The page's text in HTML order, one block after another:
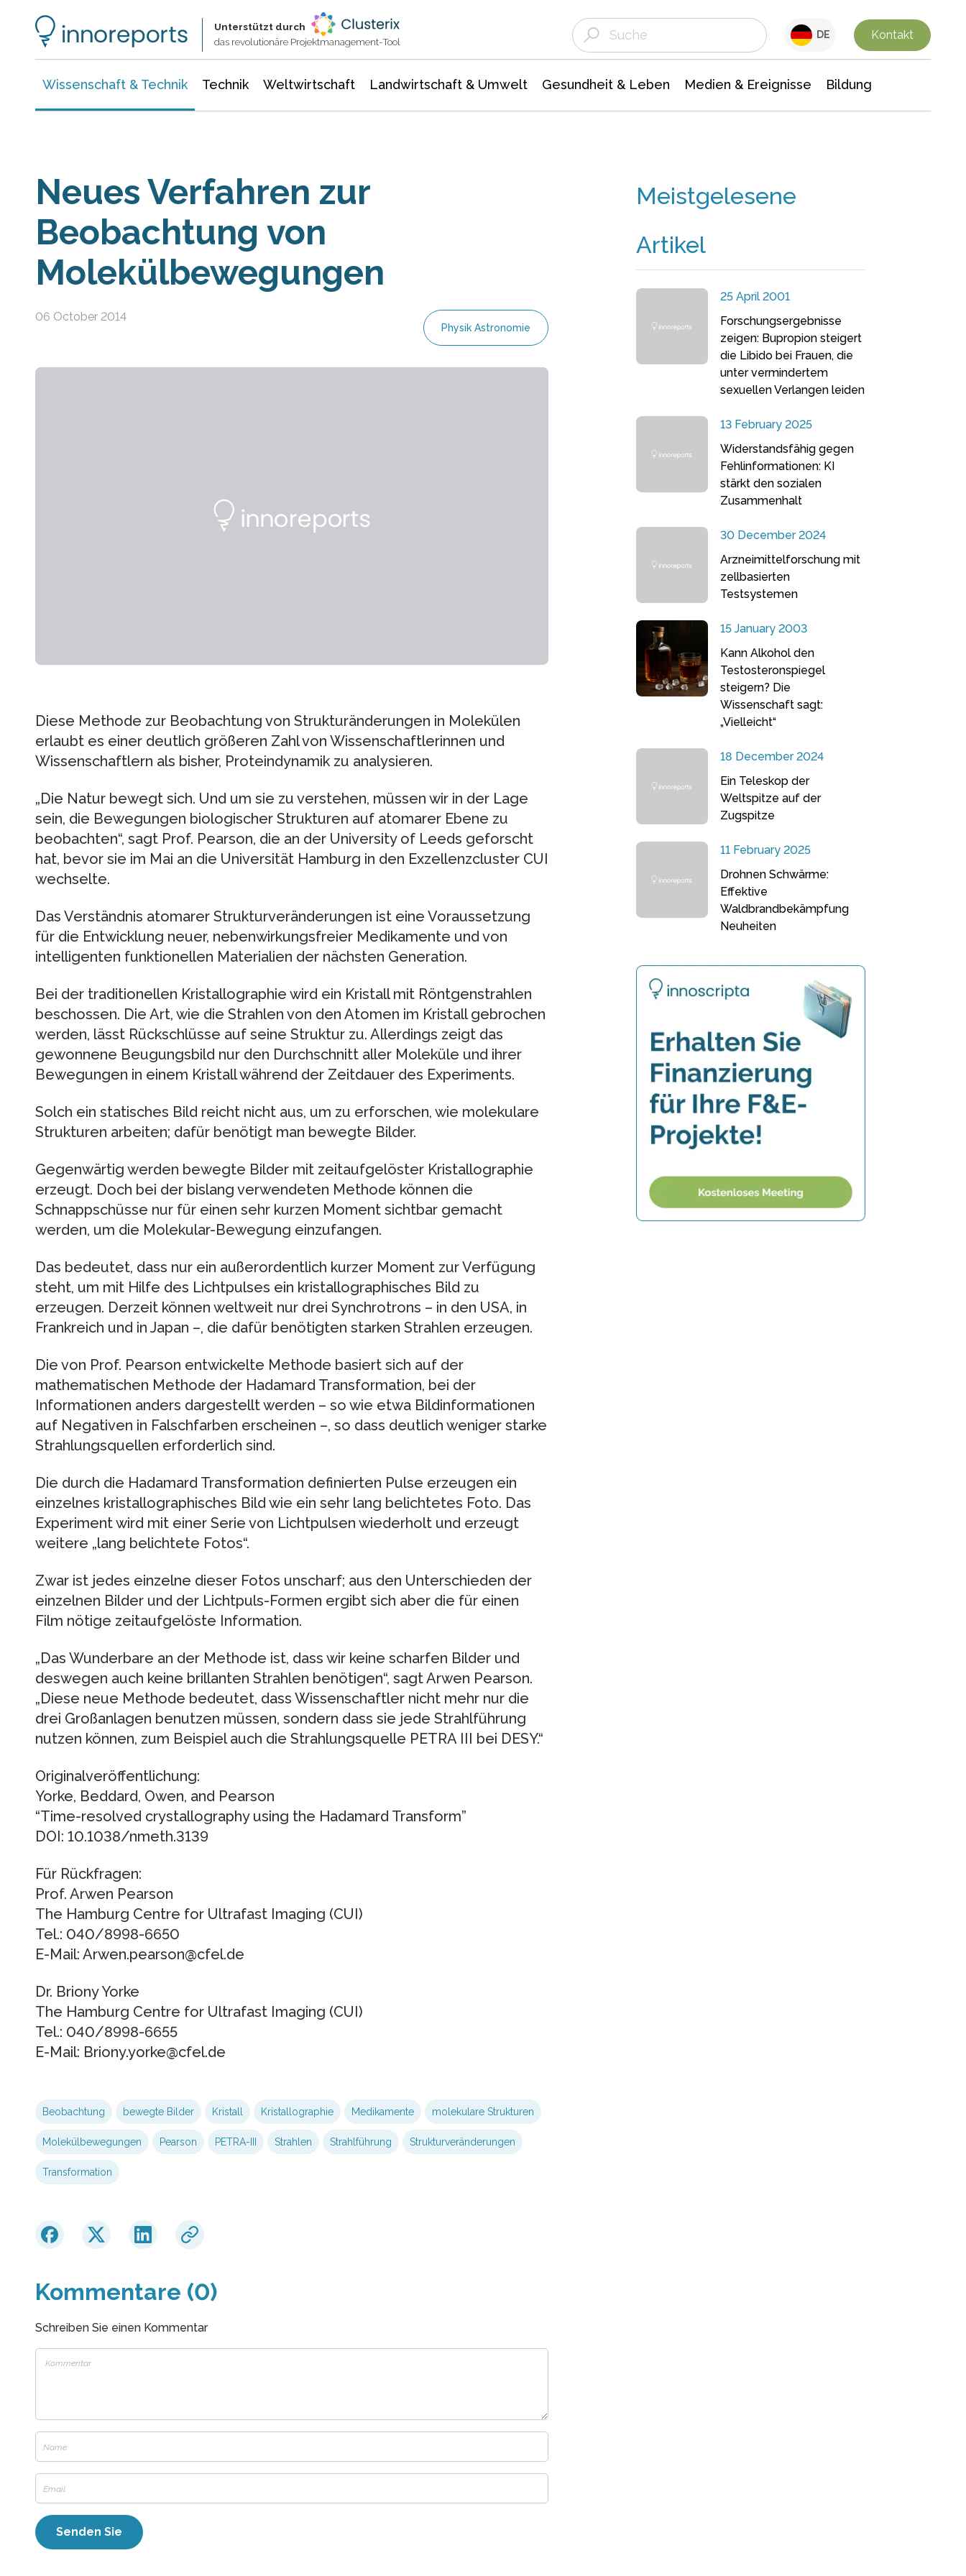
Unterstützt durch
das revolutionäre Projektmanagement-Tool
DE Kontakt
Wissenschaft & Technik Technik Weltwirtschaft Landwirtschaft & Umwelt Gesundheit & Leben Medien & Ereignisse Bildung
Neues Verfahren zur
Beobachtung von
Molekülbewegungen
06 October 2014
Physik Astronomie
Diese Methode zur Beobachtung von Strukturänderungen in Molekülen
erlaubt es einer deutlich größeren Zahl von Wissenschaftlerinnen und
Wissenschaftlern als bisher, Proteindynamik zu analysieren.
„Die Natur bewegt sich. Und um sie zu verstehen, müssen wir in der Lage
sein, die Bewegungen biologischer Strukturen auf atomarer Ebene zu
beobachten“, sagt Prof. Pearson, die an der University of Leeds geforscht
hat, bevor sie im Mai an die Universität Hamburg in den Exzellenzcluster CUI
wechselte.
Das Verständnis atomarer Strukturveränderungen ist eine Voraussetzung
für die Entwicklung neuer, nebenwirkungsfreier Medikamente und von
intelligenten funktionellen Materialien der nächsten Generation.
Bei der traditionellen Kristallographie wird ein Kristall mit Röntgenstrahlen
beschossen. Die Art, wie die Strahlen von den Atomen im Kristall gebrochen
werden, lässt Rückschlüsse auf seine Struktur zu. Allerdings zeigt das
gewonnene Beugungsbild nur den Durchschnitt aller Moleküle und ihrer
Bewegungen in einem Kristall während der Zeitdauer des Experiments.
Solch ein statisches Bild reicht nicht aus, um zu erforschen, wie molekulare
Strukturen arbeiten; dafür benötigt man bewegte Bilder.
Gegenwärtig werden bewegte Bilder mit zeitaufgelöster Kristallographie
erzeugt. Doch bei der bislang verwendeten Methode können die
Schnappschüsse nur für einen sehr kurzen Moment sichtbar gemacht
werden, um die Molekular-Bewegung einzufangen.
Das bedeutet, dass nur ein außerordentlich kurzer Moment zur Verfügung
steht, um mit Hilfe des Lichtpulses ein kristallographisches Bild zu
erzeugen. Derzeit können weltweit nur drei Synchrotrons – in den USA, in
Frankreich und in Japan –, die dafür benötigten starken Strahlen erzeugen.
Die von Prof. Pearson entwickelte Methode basiert sich auf der
mathematischen Methode der Hadamard Transformation, bei der
Informationen anders dargestellt werden – so wie etwa Bildinformationen
auf Negativen in Falschfarben erscheinen –, so dass deutlich weniger starke
Strahlungsquellen erforderlich sind.
Die durch die Hadamard Transformation definierten Pulse erzeugen ein
einzelnes kristallographisches Bild wie ein sehr lang belichtetes Foto. Das
Experiment wird mit einer Serie von Lichtpulsen wiederholt und erzeugt
weitere „lang belichtete Fotos“.
Zwar ist jedes einzelne dieser Fotos unscharf; aus den Unterschieden der
einzelnen Bilder und der Lichtpuls-Formen ergibt sich aber die für einen
Film nötige zeitaufgelöste Information.
„Das Wunderbare an der Methode ist, dass wir keine scharfen Bilder und
deswegen auch keine brillanten Strahlen benötigen“, sagt Arwen Pearson.
„Diese neue Methode bedeutet, dass Wissenschaftler nicht mehr nur die
drei Großanlagen benutzen müssen, sondern dass sie jede Strahlführung
nutzen können, zum Beispiel auch die Strahlungsquelle PETRA III bei DESY.“
Originalveröffentlichung:
Yorke, Beddard, Owen, and Pearson
“Time-resolved crystallography using the Hadamard Transform”
DOI: 10.1038/nmeth.3139
Für Rückfragen:
Prof. Arwen Pearson
The Hamburg Centre for Ultrafast Imaging (CUI)
Tel.: 040/8998-6650
E-Mail: Arwen.pearson@cfel.de
Dr. Briony Yorke
The Hamburg Centre for Ultrafast Imaging (CUI)
Tel.: 040/8998-6655
E-Mail: Briony.yorke@cfel.de
Beobachtung bewegte Bilder Kristall Kristallographie Medikamente molekulare Strukturen
Molekülbewegungen Pearson PETRA-III Strahlen Strahlführung Strukturveränderungen
Transformation
Kommentare (0)
Schreiben Sie einen Kommentar
Meistgelesene
Artikel
25 April 2001
Forschungsergebnisse
zeigen: Bupropion steigert
die Libido bei Frauen, die
unter vermindertem
sexuellen Verlangen leiden
13 February 2025
Widerstandsfähig gegen
Fehlinformationen: KI
stärkt den sozialen
Zusammenhalt
30 December 2024
Arzneimittelforschung mit
zellbasierten
Testsystemen
15 January 2003
Kann Alkohol den
Testosteronspiegel
steigern? Die
Wissenschaft sagt:
„Vielleicht“
18 December 2024
Ein Teleskop der
Weltspitze auf der
Zugspitze
11 February 2025
Drohnen Schwärme:
Effektive
Waldbrandbekämpfung
Neuheiten